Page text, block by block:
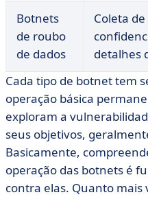
Botnets
de roubo
de dados
Coleta
detalhes
Cada tipo de botnet tem
operação básica
exploram a
seus objetivos,
Basicamente,
operação das botnets é
contra elas. Quanto mais